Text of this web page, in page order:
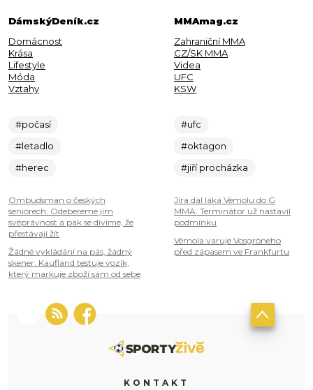
DámskýDeník.cz
Domácnost
Krása
Lifestyle
Móda
Vztahy
#počasí
#letadlo
#herec
Ombudsman o českých
seniorech: Odebereme jim
svéprávnost a pak se divíme, že
přestávají žít
Žádné vykládání na pás, žádný
skener. Kaufland testuje vozík,
který markuje zboží sám od sebe
MMAmag.cz
Zahraniční MMA
CZ/SK MMA
Videa
UFC
KSW
#ufc
#oktagon
#jiří procházka
Jíra dál láká Vémolu do G
MMA. Terminátor už nastavil
podmínku
Vémola varuje Vosgröneho
před zápasem ve Frankfurtu
KONTAKT